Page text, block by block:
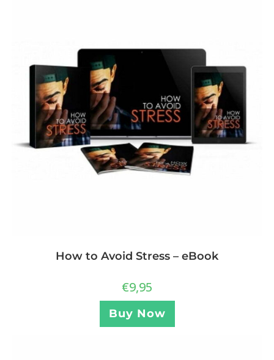
How to Avoid Stress – eBook
€9,95
Buy Now